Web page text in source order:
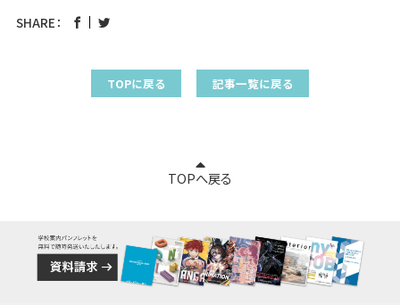
SHARE：
TOPに戻る 記事一覧に戻る
TOPへ戻る